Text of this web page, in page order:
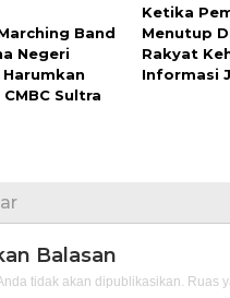
Band
Negeri
Sultra
Ketika
Menutup
Rakyat
Informasi
Balasan
tidak akan dipublikasikan. Ruas